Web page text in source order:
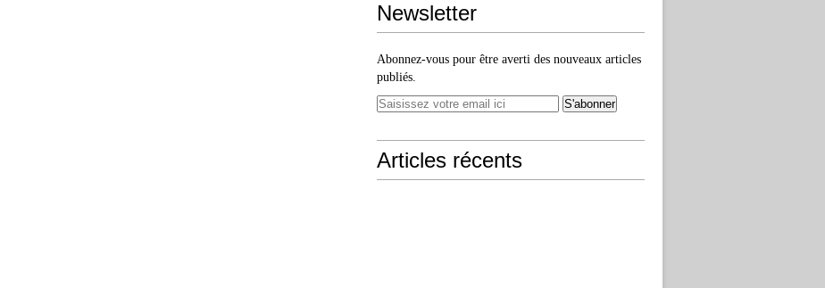
Newsletter
Abonnez-vous pour être averti des nouveaux articles
publiés.
Articles récents